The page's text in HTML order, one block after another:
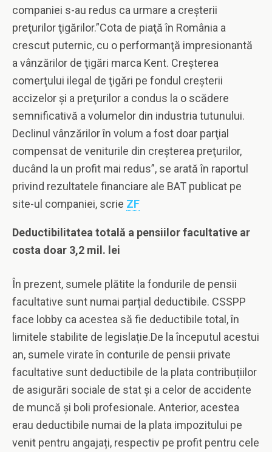
companiei s-au redus ca urmare a creşterii
preţurilor ţigărilor.”Cota de piaţă în România a
crescut puternic, cu o performanţă impresionantă
a vânzărilor de ţigări marca Kent. Creşterea
comerţului ilegal de ţigări pe fondul creşterii
accizelor şi a preţurilor a condus la o scădere
semnificativă a volumelor din industria tutunului.
Declinul vânzărilor în volum a fost doar parţial
compensat de veniturile din creşterea preţurilor,
ducând la un profit mai redus”, se arată în raportul
privind rezultatele financiare ale BAT publicat pe
site-ul companiei, scrie ZF
Deductibilitatea totală a pensiilor facultative ar
costa doar 3,2 mil. lei
În prezent, sumele plătite la fondurile de pensii
facultative sunt numai parțial deductibile. CSSPP
face lobby ca acestea să fie deductibile total, în
limitele stabilite de legislație.De la începutul acestui
an, sumele virate în conturile de pensii private
facultative sunt deductibile de la plata contribuțiilor
de asigurări sociale de stat și a celor de accidente
de muncă și boli profesionale. Anterior, acestea
erau deductibile numai de la plata impozitului pe
venit pentru angajați, respectiv pe profit pentru cele